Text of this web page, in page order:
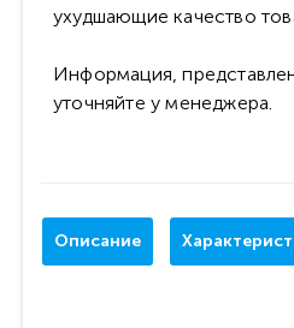
ухудшающие качество
Информация,
уточняйте у менеджера.
Описание